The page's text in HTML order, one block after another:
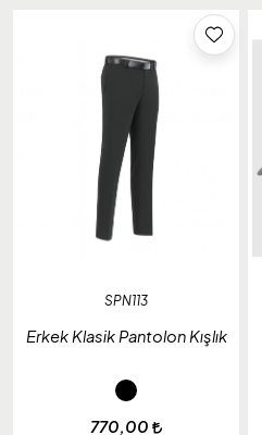
SPN113
Erkek Klasik Pantolon Kışlık
770,00